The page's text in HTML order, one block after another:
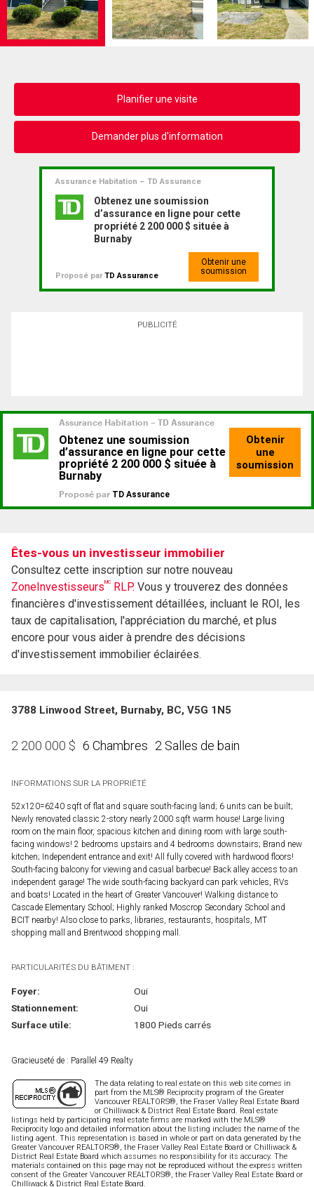
Planifier une visite
Demander plus d'information
Assurance Habitation – TD Assurance
Obtenez une soumission
d’assurance en ligne pour cette
propriété 2 200 000 $ située à
Burnaby
Proposé parTD Assurance
Obtenir une
soumission
PUBLICITÉ
Êtes-vous un investisseur immobilier
Consultez cette inscription sur notre nouveau
ZoneInvestisseursMC RLP. Vous y trouverez des données
financières d'investissement détaillées, incluant le ROI, les
taux de capitalisation, l'appréciation du marché, et plus
encore pour vous aider à prendre des décisions
d'investissement immobilier éclairées.
3788 Linwood Street, Burnaby, BC, V5G 1N5
2 200 000 $ 6 Chambres 2 Salles de bain
INFORMATIONS SUR LA PROPRIÉTÉ
52x120=6240 sqft of flat and square south-facing land; 6 units can be built;
Newly renovated classic 2-story nearly 2000 sqft warm house! Large living
room on the main floor, spacious kitchen and dining room with large south-
facing windows! 2 bedrooms upstairs and 4 bedrooms downstairs; Brand new
kitchen; Independent entrance and exit! All fully covered with hardwood floors!
South-facing balcony for viewing and casual barbecue! Back alley access to an
independent garage! The wide south-facing backyard can park vehicles, RVs
and boats! Located in the heart of Greater Vancouver! Walking distance to
Cascade Elementary School; Highly ranked Moscrop Secondary School and
BCIT nearby! Also close to parks, libraries, restaurants, hospitals, MT
shopping mall and Brentwood shopping mall.
PARTICULARITÉS DU BÂTIMENT :
Foyer:
Oui
Stationnement:
Oui
Surface utile:
1800 Pieds carrés
Gracieuseté de : Parallel 49 Realty
The data relating to real estate on this web site comes in
part from the MLS® Reciprocity program of the Greater
Vancouver REALTORS®, the Fraser Valley Real Estate Board
or Chilliwack & District Real Estate Board. Real estate
listings held by participating real estate firms are marked with the MLS®
Reciprocity logo and detailed information about the listing includes the name of the
listing agent. This representation is based in whole or part on data generated by the
Greater Vancouver REALTORS®, the Fraser Valley Real Estate Board or Chilliwack &
District Real Estate Board which assumes no responsibility for its accuracy. The
materials contained on this page may not be reproduced without the express written
consent of the Greater Vancouver REALTORS®, the Fraser Valley Real Estate Board or
Chilliwack & District Real Estate Board.